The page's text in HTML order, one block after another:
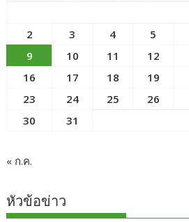
2
3 4 5
9
10 11 12
16
17 18 19
23
24 25 26
30
31
« ก.ค.
หัวข้อข่าว